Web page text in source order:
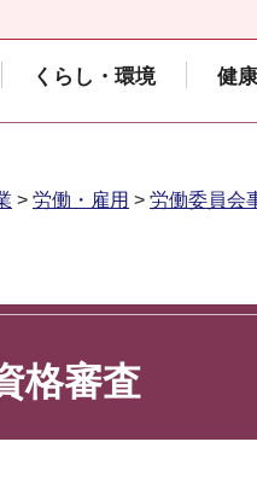
くらし・環境 健
> 労働・雇用 > 労働委員会
格審査